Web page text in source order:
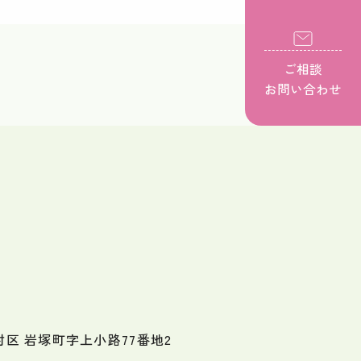
ご相談
お問い合わせ
岩塚町字上小路77番地2